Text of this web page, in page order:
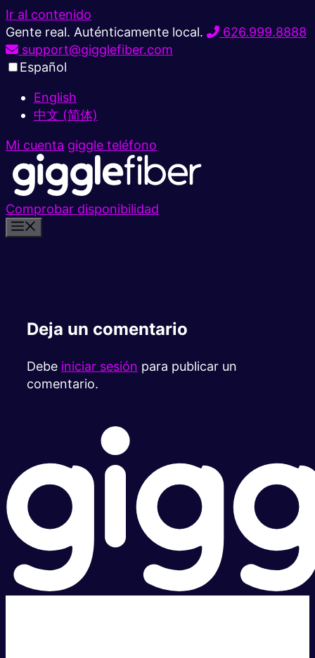
Ir al contenido
Gente real. Auténticamente local.
626.999.8888
support@gigglefiber.com
Español
English
中文 (简体)
Mi cuenta giggle teléfono
Comprobar disponibilidad
Deja un comentario
Debe iniciar sesión para publicar un
comentario.